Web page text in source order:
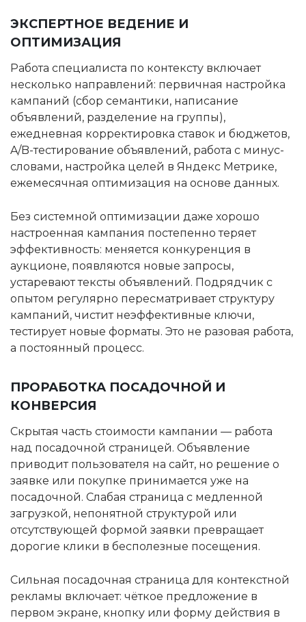
ЭКСПЕРТНОЕ ВЕДЕНИЕ И
ОПТИМИЗАЦИЯ
Работа специалиста по контексту включает
несколько направлений: первичная настройка
кампаний (сбор семантики, написание
объявлений, разделение на группы),
ежедневная корректировка ставок и бюджетов,
A/B-тестирование объявлений, работа с минус-
словами, настройка целей в Яндекс Метрике,
ежемесячная оптимизация на основе данных.
Без системной оптимизации даже хорошо
настроенная кампания постепенно теряет
эффективность: меняется конкуренция в
аукционе, появляются новые запросы,
устаревают тексты объявлений. Подрядчик с
опытом регулярно пересматривает структуру
кампаний, чистит неэффективные ключи,
тестирует новые форматы. Это не разовая работа,
а постоянный процесс.
ПРОРАБОТКА ПОСАДОЧНОЙ И
КОНВЕРСИЯ
Скрытая часть стоимости кампании — работа
над посадочной страницей. Объявление
приводит пользователя на сайт, но решение о
заявке или покупке принимается уже на
посадочной. Слабая страница с медленной
загрузкой, непонятной структурой или
отсутствующей формой заявки превращает
дорогие клики в бесполезные посещения.
Сильная посадочная страница для контекстной
рекламы включает: чёткое предложение в
первом экране, кнопку или форму действия в